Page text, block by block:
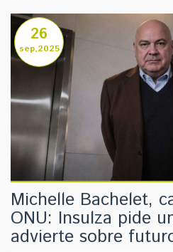
26
sep,2025
Michelle Bachelet,
ONU: Insulza pide
advierte sobre